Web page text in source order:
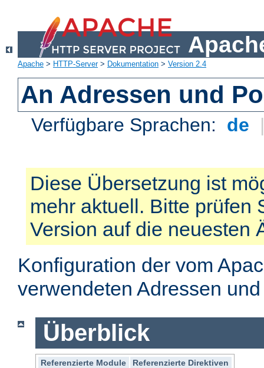
Apache > HTTP-Server> Dokumentation > Version 2.4
An Adressen und
Verfügbare Sprachen: de
Diese Übersetzung ist
mehr aktuell. Bitte prüfen
Version auf die neuesten
Konfiguration der vom
verwendeten Adressen
Überblick
Referenzierte Module
Referenzierte Direktiven